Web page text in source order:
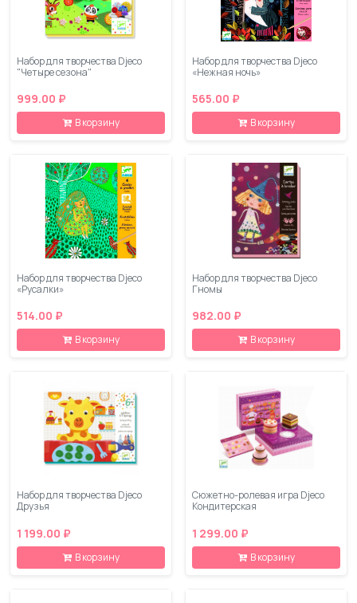
Набор для творчества Djeco
"Четыре сезона"
999.00 ₽
В корзину
Набор для творчества Djeco
«Нежная ночь»
565.00 ₽
В корзину
Набор для творчества Djeco
«Русалки»
514.00 ₽
В корзину
Набор для творчества Djeco
Гномы
982.00 ₽
В корзину
Набор для творчества Djeco
Друзья
1 199.00 ₽
В корзину
Сюжетно-ролевая игра Djeco
Кондитерская
1 299.00 ₽
В корзину